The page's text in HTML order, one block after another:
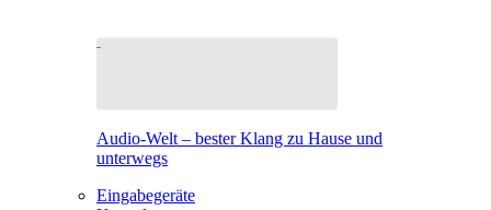
Audio-Welt – bester Klang zu Hause und
unterwegs
Eingabegeräte